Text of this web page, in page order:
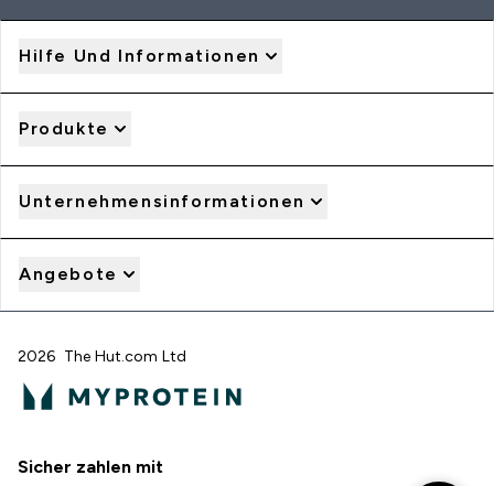
Hilfe Und Informationen
Produkte
Unternehmensinformationen
Angebote
2026 The Hut.com Ltd
Sicher zahlen mit